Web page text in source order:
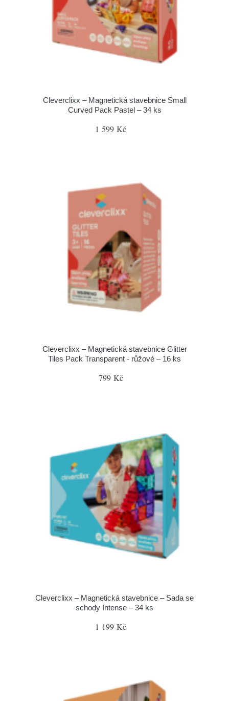
Cleverclixx – Magnetická stavebnice Small
Curved Pack Pastel – 34 ks
1 599 Kč
Cleverclixx – Magnetická stavebnice Glitter
Tiles Pack Transparent - růžové – 16 ks
799 Kč
Cleverclixx – Magnetická stavebnice – Sada se
schody Intense – 34 ks
1 199 Kč